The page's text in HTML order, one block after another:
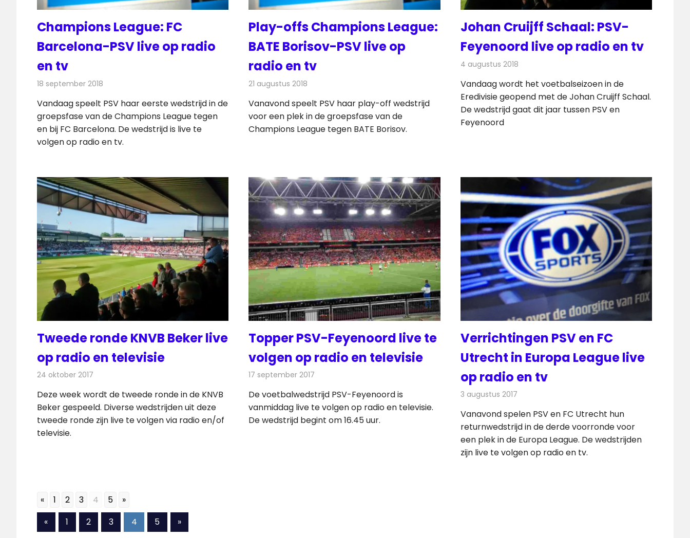
Champions League: FC
Barcelona-PSV live op radio
en tv
18 september 2018
Vandaag speelt PSV haar eerste wedstrijd in de
groepsfase van de Champions League tegen
en bij FC Barcelona. De wedstrijd is live te
volgen op radio en tv.
Play-offs Champions League:
BATE Borisov-PSV live op
radio en tv
21 augustus 2018
Vanavond speelt PSV haar play-off wedstrijd
voor een plek in de groepsfase van de
Champions League tegen BATE Borisov.
Johan Cruijff Schaal: PSV-
Feyenoord live op radio en tv
4 augustus 2018
Vandaag wordt het voetbalseizoen in de
Eredivisie geopend met de Johan Cruijff Schaal.
De wedstrijd gaat dit jaar tussen PSV en
Feyenoord
Tweede ronde KNVB Beker live
op radio en televisie
24 oktober 2017
Deze week wordt de tweede ronde in de KNVB
Beker gespeeld. Diverse wedstrijden uit deze
tweede ronde zijn live te volgen via radio en/of
televisie.
Topper PSV-Feyenoord live te
volgen op radio en televisie
17 september 2017
De voetbalwedstrijd PSV-Feyenoord is
vanmiddag live te volgen op radio en televisie.
De wedstrijd begint om 16.45 uur.
Verrichtingen PSV en FC
Utrecht in Europa League live
op radio en tv
3 augustus 2017
Vanavond spelen PSV en FC Utrecht hun
returnwedstrijd in de derde voorronde voor
een plek in de Europa League. De wedstrijden
zijn live te volgen op radio en tv.
« 1 2 3 4 5 »
Berichten
«Vorige
berichten
1 2 3 4 5
Volgende
berichten
»